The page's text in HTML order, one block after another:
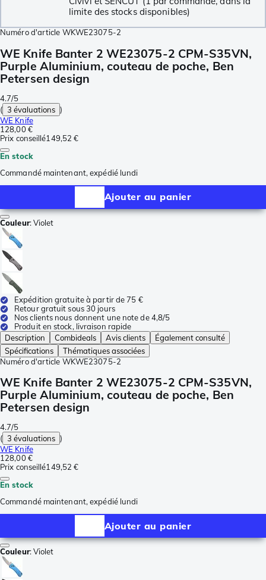
limite des stocks disponibles)
Numéro d'article WKWE23075-2
WE Knife Banter 2 WE23075-2 CPM-S35VN,
Purple Aluminium, couteau de poche, Ben
Petersen design
4.7/5
( 3 évaluations )
WE Knife
128,00 €
Prix conseillé149,52 €
En stock
Commandé maintenant, expédié lundi
Ajouter au panier
Couleur:Violet
Expédition gratuite à partir de 75 €
Retour gratuit sous 30 jours
Nos clients nous donnent une note de 4,8/5
Produit en stock, livraison rapide
Description
Combideals Avis clients
Également consulté
Spécifications
Thématiques associées
Numéro d'article WKWE23075-2
WE Knife Banter 2 WE23075-2 CPM-S35VN,
Purple Aluminium, couteau de poche, Ben
Petersen design
4.7/5
( 3 évaluations )
WE Knife
128,00 €
Prix conseillé149,52 €
En stock
Commandé maintenant, expédié lundi
Ajouter au panier
Couleur:Violet